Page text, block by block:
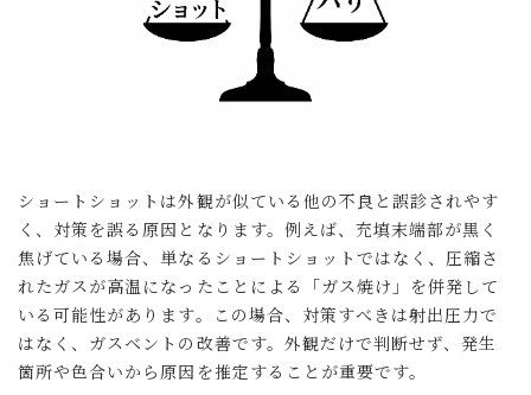
ショートショットは外観が似ている他の不良と誤診されやす
く、対策を誤る原因となります。例えば、充填末端部が黒く
焦げている場合、単なるショートショットではなく、圧縮さ
れたガスが高温になったことによる「ガス焼け」を併発して
いる可能性があります。この場合、対策すべきは射出圧力で
はなく、ガスベントの改善です。外観だけで判断せず、発生
箇所や色合いから原因を推定することが重要です。